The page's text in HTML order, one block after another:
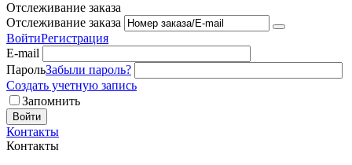
Отслеживание заказа
Отслеживание заказа
ВойтиРегистрация
E-mail
ПарольЗабыли пароль?
Создать учетную запись
Запомнить
Войти
Контакты
Контакты